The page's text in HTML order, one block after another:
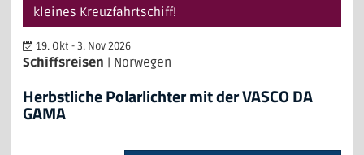
kleines Kreuzfahrtschiff!
19. Okt - 3. Nov 2026
Schiffsreisen | Norwegen
Herbstliche Polarlichter mit der VASCO DA
GAMA